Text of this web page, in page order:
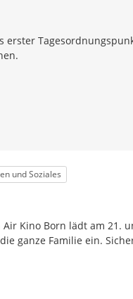
erster
und Soziales
Kino Born lädt am 21.
ganze Familie ein.